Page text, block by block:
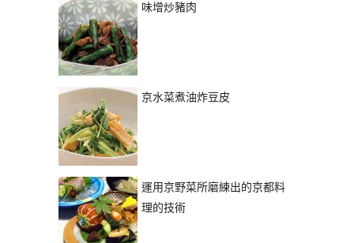
味增炒豬肉
京水菜煮油炸豆皮
運用京野菜所磨練出的京都料
理的技術